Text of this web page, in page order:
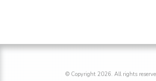
la
© Copyright 2026. All rights